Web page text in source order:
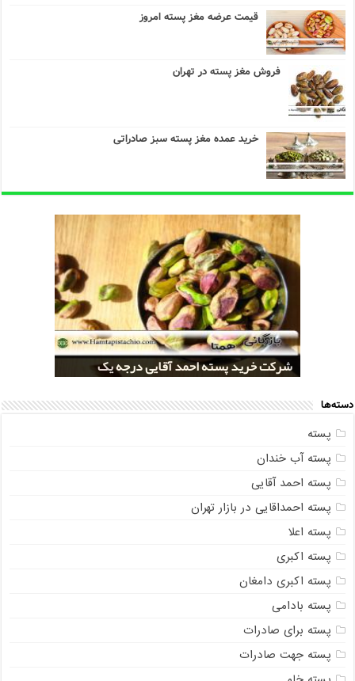
قیمت عرضه مغز پسته امروز
فروش مغز پسته در تهران
خرید عمده مغز پسته سبز صادراتی
خرید کلی پسته شور اکبری صادراتی
شرکت خرید پسته احمد آقایی درجه یک
قیمت تولید پسته صادراتی رفسنجان
مراکز خريد پسته رفسنجان صادراتی
شرکت خرید پسته اکبری بسته بندی شده
دسته‌ها
پسته
پسته آب خندان
پسته احمد آقایی
پسته احمداقایی در بازار تهران
پسته اعلا
پسته اکبری
پسته اکبری دامغان
پسته بادامی
پسته برای صادرات
پسته جهت صادرات